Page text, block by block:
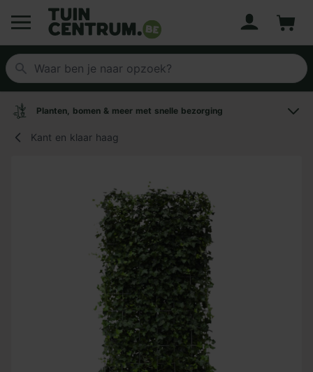
Logo Tuincentrum.be
Planten, bomen & meer met snelle bezorging
Kant en klaar haag